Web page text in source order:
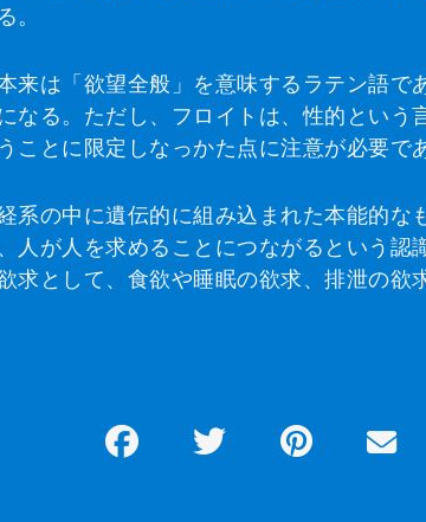
来は「欲望全般」を意味するラテン語で
なる。ただし、フロイトは、性的という
ことに限定しなっかた点に注意が必要であ
系の中に遺伝的に組み込まれた本能的な
人が人を求めることにつながるという認
求として、食欲や睡眠の欲求、排泄の欲